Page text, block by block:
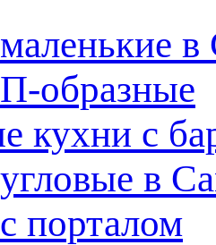
в
образные
кухни с
в
порталом